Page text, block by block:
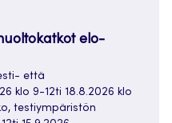
elo-
että
klo 9-12ti 18.8.2026 klo
testiympäristön